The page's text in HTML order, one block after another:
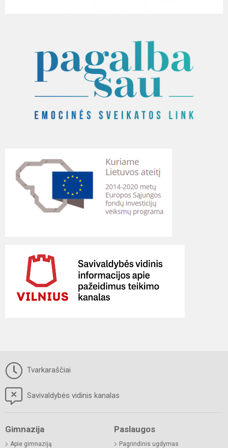
Tvarkaraščiai
Savivaldybės vidinis kanalas
Gimnazija
Apie gimnaziją
Paslaugos
Pagrindinis ugdymas